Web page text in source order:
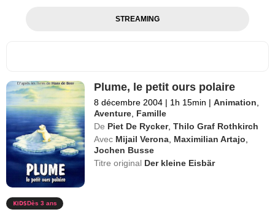
STREAMING
Plume, le petit ours polaire
8 décembre 2004 | 1h 15min | Animation
Aventure Famille
De Piet De Rycker,Thilo Graf Rothkirch
Avec Mijail Verona Maximilian Artajo
Jochen Busse
Titre original Der kleine Eisbär
Dès 3 ans